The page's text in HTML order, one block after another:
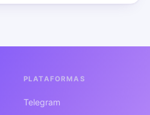
PLATAFORMAS
Telegram